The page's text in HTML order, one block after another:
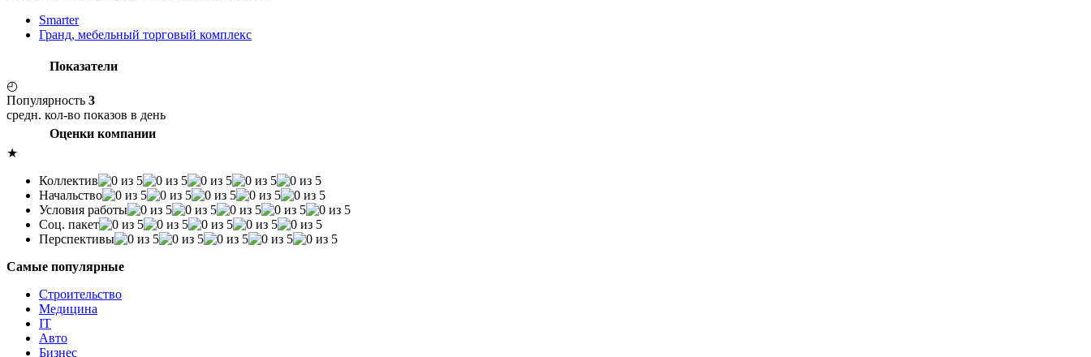
Smarter
Гранд, мебельный торговый комплекс
Показатели
◴
Популярность 3
средн. кол-во показов в день
Оценки компании
★
Коллектив
Начальство
Условия работы
Соц. пакет
Перспективы
Самые популярные
Строительство
Медицина
IT
Авто
Бизнес